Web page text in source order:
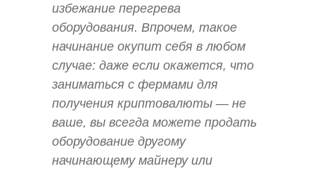
избежание перегрева
оборудования. Впрочем, такое
начинание окупит себя в любом
случае: даже если окажется, что
заниматься с фермами для
получения криптовалюты — не
ваше, вы всегда можете продать
оборудование другому
начинающему майнеру или